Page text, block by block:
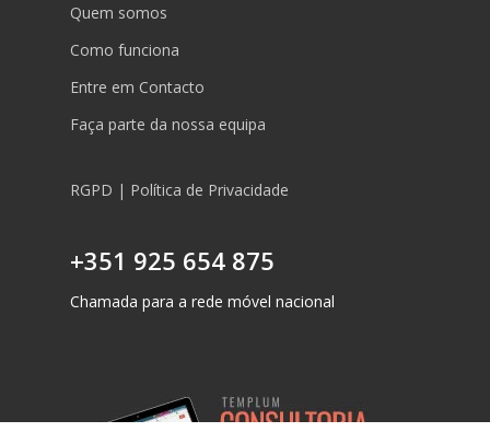
Quem somos
Como funciona
Entre em Contacto
Faça parte da nossa equipa
RGPD | Política de Privacidade
+351 925 654 875
Chamada para a rede móvel nacional